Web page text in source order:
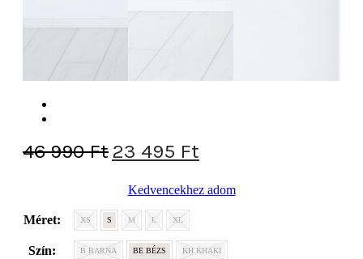
46 990Ft Original
was:
46
990 Ft.
23 495 Ft
is:
495 Ft.
Kedvencekhez adom
Méret: XS S M L XL
Szín: B BARNA BE BÉZS KH KHAKI